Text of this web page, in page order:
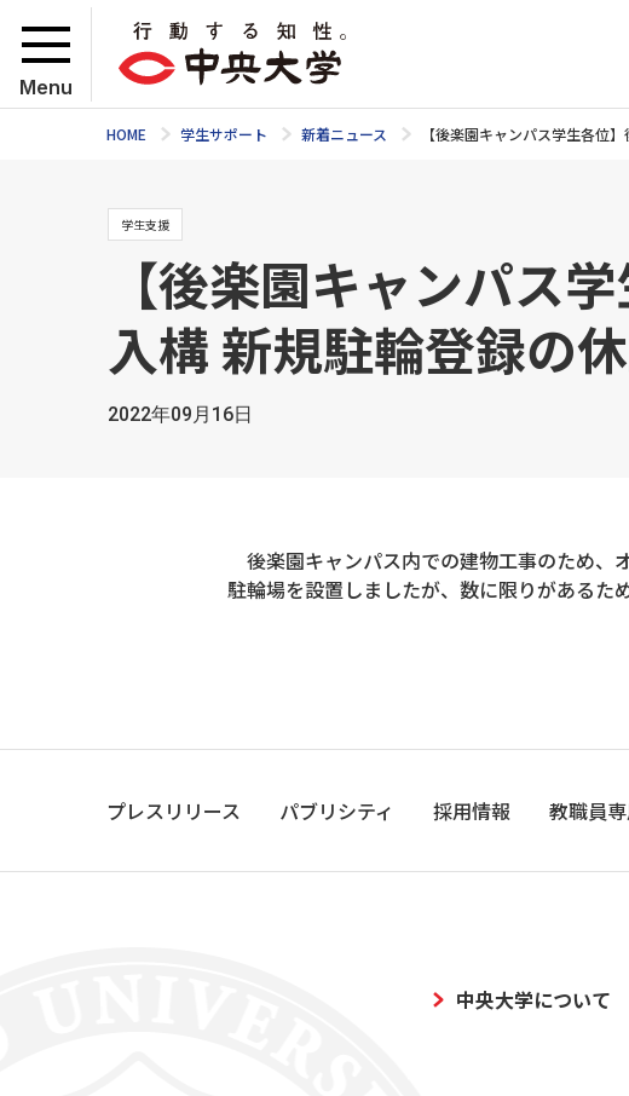
Menu
HOME 学生サポート 新着ニュース 【後楽園キャンパス学生各位
学生支援
【後楽園キャンパス
入構 新規駐輪登録の
2022年09月16日
後楽園キャンパス内での建物工事のため、
駐輪場を設置しましたが、数に限りがあるた
２０２
プレスリリース パブリシティ 採用情報 教職員
中央大学について